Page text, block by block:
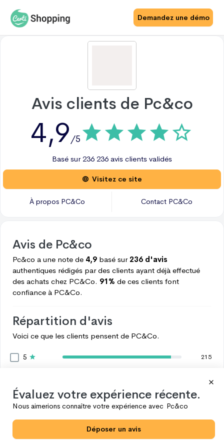
Demandez une démo
Avis clients de Pc&co
4,9 /5
Basé sur 236 236 avis clients validés
Visitez ce site
À propos PC&Co Contact PC&Co
Avis de Pc&co
Pc&co a une note de 4,9 basé sur 236 d'avis
authentiques rédigés par des clients ayant déjà effectué
des achats chez PC&Co. 91% de ces clients font
confiance à PC&Co.
Répartition d'avis
Voici ce que les clients pensent de PC&Co.
5 215
0
Voir plus
Évaluez votre expérience récente.
Nous aimerions connaître votre expérience avec Pc&co
Déposer un avis